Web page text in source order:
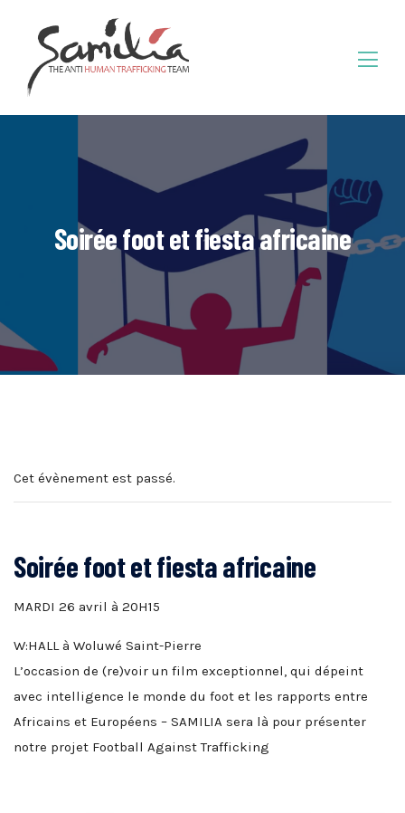
Soirée foot et fiesta africaine
Cet évènement est passé.
Soirée foot et fiesta africaine
MARDI 26 avril à 20H15
W:HALL à Woluwé Saint-Pierre
L’occasion de (re)voir un film exceptionnel, qui dépeint
avec intelligence le monde du foot et les rapports entre
Africains et Européens – SAMILIA sera là pour présenter
notre projet Football Against Trafficking